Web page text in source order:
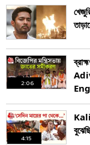
2:06
4:15